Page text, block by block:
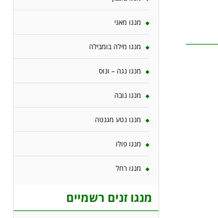
מנגו מאגי
מנגו מילה בומבילה
מנגו נגה – ונוס
מנגו נובה
מנגו נטע מגנטה
מנגו פולו
מנגו רחל
מנגו זנים רשמיים